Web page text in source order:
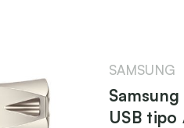
SAMSUNG
USB tipo